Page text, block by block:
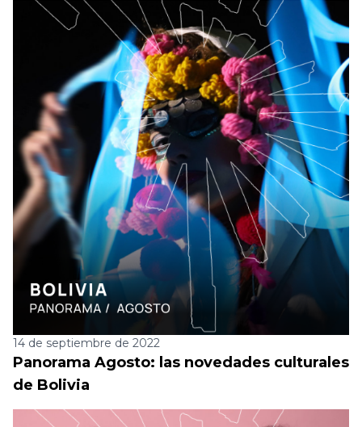
14 de septiembre de 2022
Panorama Agosto: las novedades culturales
de Bolivia